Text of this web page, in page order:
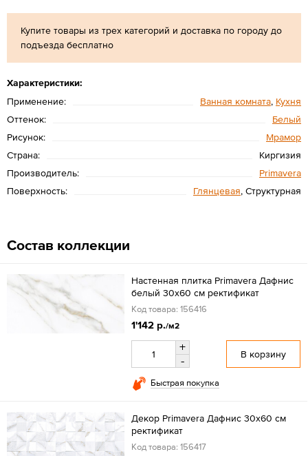
Купите товары из трех категорий и доставка по городу до
подъезда бесплатно
Характеристики:
Применение:
Ванная комната, Кухня
Оттенок:
Белый
Рисунок:
Мрамор
Страна:
Киргизия
Производитель:
Primavera
Поверхность:
Глянцевая, Структурная
Состав коллекции
Настенная плитка Primavera Дафнис
белый 30x60 см ректификат
Код товара: 156416
1'142 р./м2
+
-
В корзину
Быстрая покупка
Декор Primavera Дафнис 30x60 см
ректификат
Код товара: 156417